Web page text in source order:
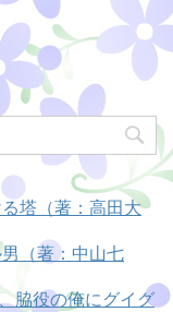
塔（著：高田大
（著：中山七
脇役の俺にグイグ